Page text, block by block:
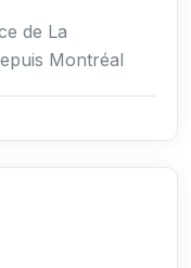
de La
Montréal